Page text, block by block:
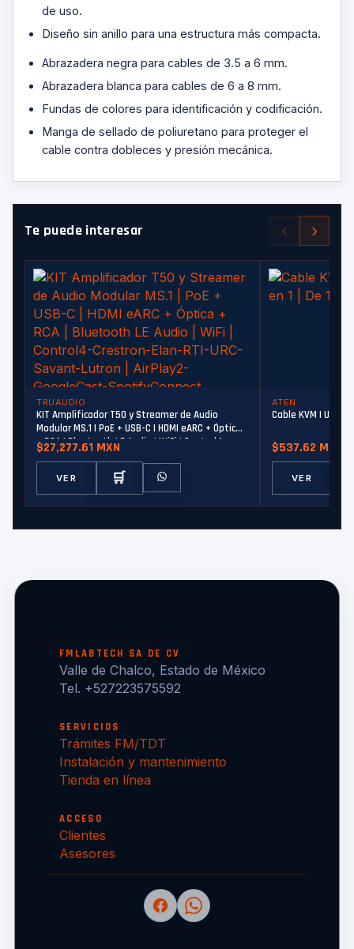
de uso.
Diseño sin anillo para una estructura más compacta.
Abrazadera negra para cables de 3.5 a 6 mm.
Abrazadera blanca para cables de 6 a 8 mm.
Fundas de colores para identificación y codificación.
Manga de sellado de poliuretano para proteger el
cable contra dobleces y presión mecánica.
Te puede interesar ‹ ›
TRUAUDIO
KIT Amplificador T50 y Streamer de Audio
Modular MS.1 | PoE + USB-C | HDMI eARC + Óptica
+ RCA | Bluetooth LE Audio | WiFi | Control4-
Crestron-Elan-RTI-URC-Savant-Lutron |
AirPlay2-GoogleCast-SpotifyConnect
$27,277.61 MXN
VER 🛒
ATEN
Cable KVM | USB
$537.62 MXN
VER
FMLABTECH SA DE CV
Valle de Chalco, Estado de México
Tel. +527223575592
SERVICIOS
Trámites FM/TDT
Instalación y mantenimiento
Tienda en línea
ACCESO
Clientes
Asesores